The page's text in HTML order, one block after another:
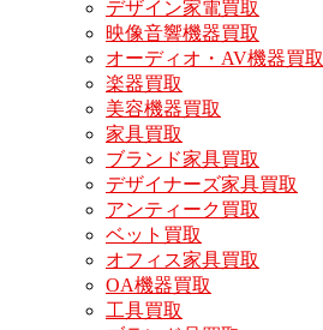
デザイン家電買取
映像音響機器買取
オーディオ・AV機器買取
楽器買取
美容機器買取
家具買取
ブランド家具買取
デザイナーズ家具買取
アンティーク買取
ベット買取
オフィス家具買取
OA機器買取
工具買取